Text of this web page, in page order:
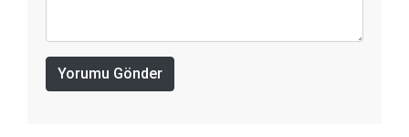
Yorumu Gönder